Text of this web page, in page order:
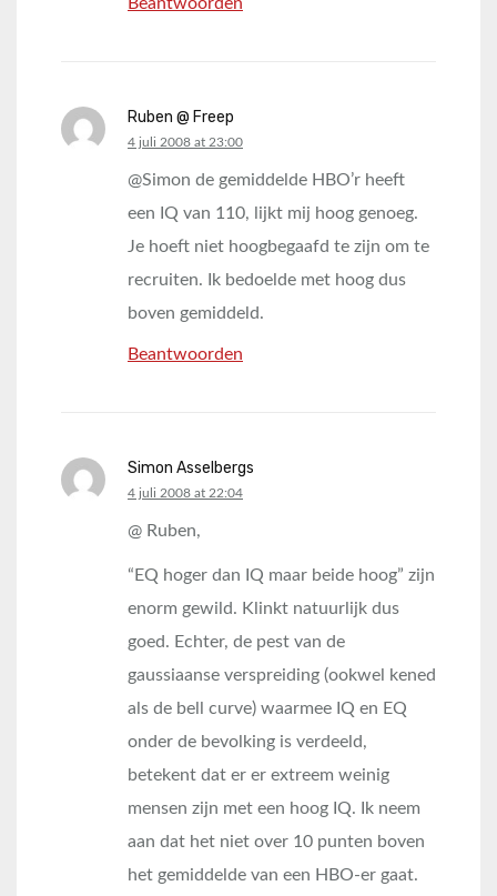
Ruben @ Freep
says:
4 juli 2008 at 23:00
@Simon de gemiddelde HBO’r heeft
een IQ van 110, lijkt mij hoog genoeg.
Je hoeft niet hoogbegaafd te zijn om te
recruiten. Ik bedoelde met hoog dus
boven gemiddeld.
Beantwoorden
Simon Asselbergs
says:
4 juli 2008 at 22:04
@ Ruben,
“EQ hoger dan IQ maar beide hoog” zijn
enorm gewild. Klinkt natuurlijk dus
goed. Echter, de pest van de
gaussiaanse verspreiding (ookwel kened
als de bell curve) waarmee IQ en EQ
onder de bevolking is verdeeld,
betekent dat er er extreem weinig
mensen zijn met een hoog IQ. Ik neem
aan dat het niet over 10 punten boven
het gemiddelde van een HBO-er gaat.